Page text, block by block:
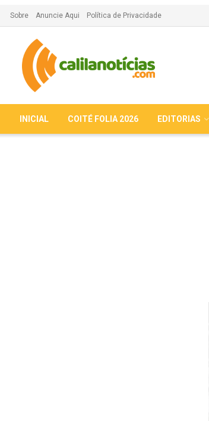
Sobre Anuncie Aqui Política de Privacidade
INICIAL COITÉ FOLIA 2026 EDITORIAS